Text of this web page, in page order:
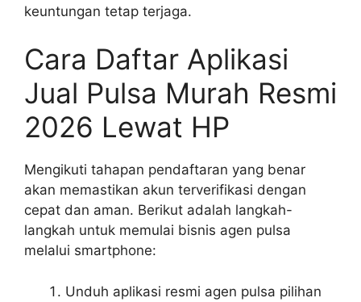
keuntungan tetap terjaga.
Cara Daftar Aplikasi
Jual Pulsa Murah Resmi
2026 Lewat HP
Mengikuti tahapan pendaftaran yang benar
akan memastikan akun terverifikasi dengan
cepat dan aman. Berikut adalah langkah-
langkah untuk memulai bisnis agen pulsa
melalui smartphone:
Unduh aplikasi resmi agen pulsa pilihan